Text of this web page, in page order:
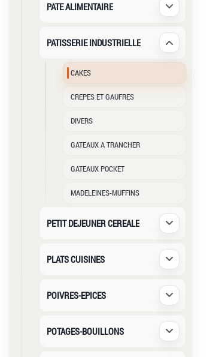
PATE ALIMENTAIRE Déplier / Replier
PATISSERIE INDUSTRIELLE Déplier / Replier
CAKES
CREPES ET GAUFRES
DIVERS
GATEAUX A TRANCHER
GATEAUX POCKET
MADELEINES-MUFFINS
PETIT DEJEUNER CEREALE Déplier / Replier
PLATS CUISINES Déplier / Replier
POIVRES-EPICES Déplier / Replier
POTAGES-BOUILLONS Déplier / Replier